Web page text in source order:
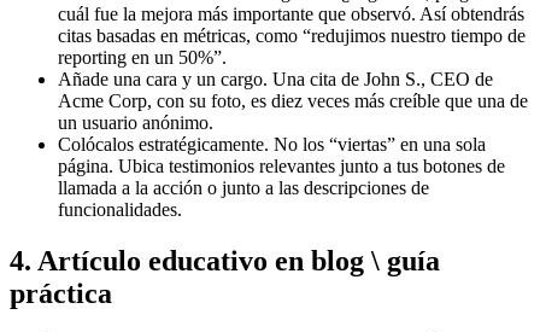
cuál fue la mejora más importante que observó. Así obtendrás
citas basadas en métricas, como “redujimos nuestro tiempo de
reporting en un 50%”.
Añade una cara y un cargo. Una cita de John S., CEO de
Acme Corp, con su foto, es diez veces más creíble que una de
un usuario anónimo.
Colócalos estratégicamente. No los “viertas” en una sola
página. Ubica testimonios relevantes junto a tus botones de
llamada a la acción o junto a las descripciones de
funcionalidades.
4. Artículo educativo en blog \ guía
práctica